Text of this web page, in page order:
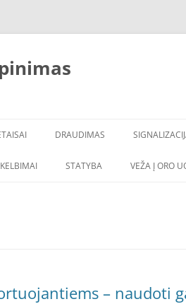
DRAUDIMAS
STATYBA VEŽA Į ORO
– naudoti